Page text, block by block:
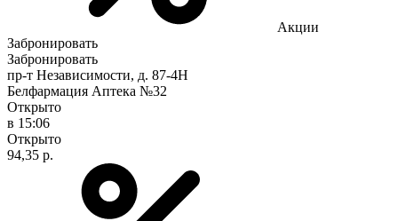
Акции
Забронировать
Забронировать
пр-т Независимости, д. 87-4Н
Белфармация Аптека №32
Открыто
в 15:06
Открыто
94,35 р.